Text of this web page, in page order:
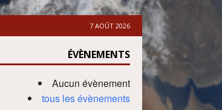
7 AOÛT 2026
ÉVÈNEMENTS
Aucun évènement
tous les évènements